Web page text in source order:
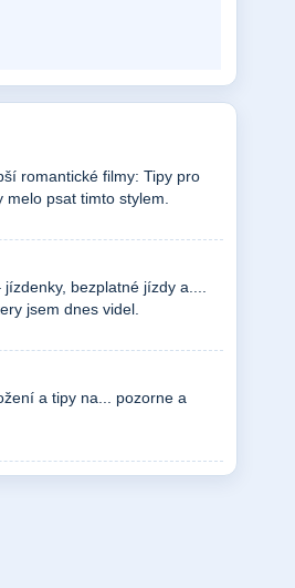
romantické filmy: Tipy pro
psat timto stylem.
bezplatné jízdy a....
jsem dnes videl.
a tipy na... pozorne a